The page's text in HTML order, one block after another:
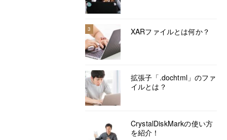
3 XARファイルとは何か？
拡張子「.dochtml」のファ
イルとは？
CrystalDiskMarkの使い方
を紹介！